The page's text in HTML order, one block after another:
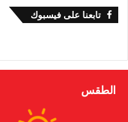
تابعنا على فيسبوك
الطقس